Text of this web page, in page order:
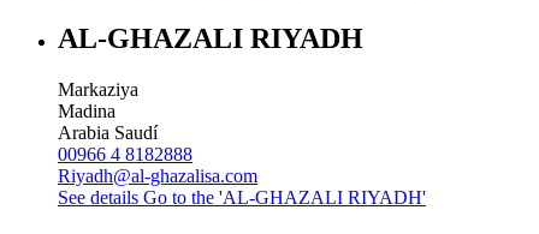
AL-GHAZALI RIYADH
Markaziya
Madina
Arabia Saudí
00966 4 8182888
Riyadh@al-ghazalisa.com
See details Go to the 'AL-GHAZALI RIYADH'